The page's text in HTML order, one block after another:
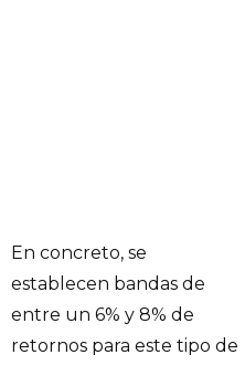
En concreto, se
establecen bandas de
entre un 6% y 8% de
retornos para este tipo de